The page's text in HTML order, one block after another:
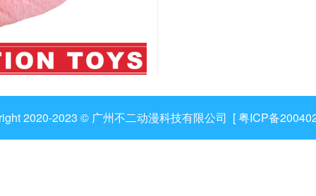
2020-2023 © 广州不二动漫科技有限公司 [粤ICP备